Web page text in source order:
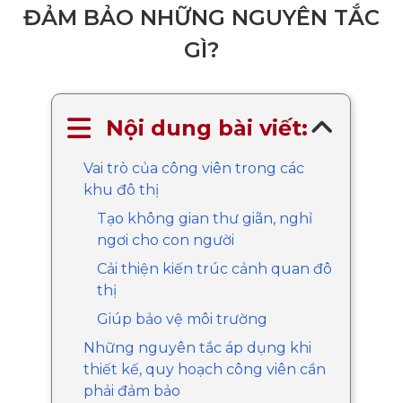
ĐẢM BẢO NHỮNG NGUYÊN TẮC
GÌ?
Nội dung bài viết:
Vai trò của công viên trong các
khu đô thị
Tạo không gian thư giãn, nghỉ
ngơi cho con người
Cải thiện kiến trúc cảnh quan đô
thị
Giúp bảo vệ môi trường
Những nguyên tắc áp dụng khi
thiết kế, quy hoạch công viên cần
phải đảm bảo